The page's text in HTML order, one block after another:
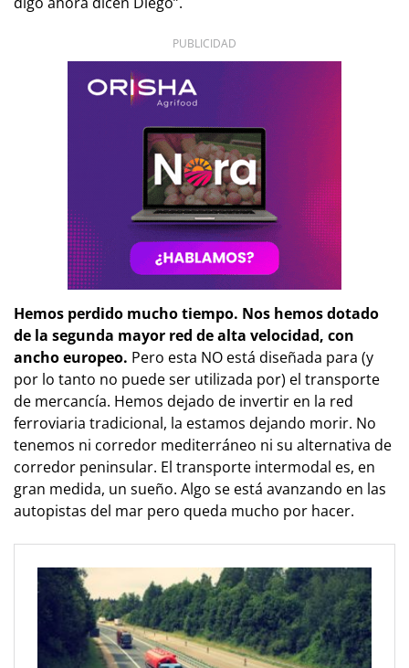
PUBLICIDAD
Hemos perdido mucho tiempo. Nos hemos dotado
de la segunda mayor red de alta velocidad, con
ancho europeo. Pero esta NO está diseñada para (y
por lo tanto no puede ser utilizada por) el transporte
de mercancía. Hemos dejado de invertir en la red
ferroviaria tradicional, la estamos dejando morir. No
tenemos ni corredor mediterráneo ni su alternativa de
corredor peninsular. El transporte intermodal es, en
gran medida, un sueño. Algo se está avanzando en las
autopistas del mar pero queda mucho por hacer.